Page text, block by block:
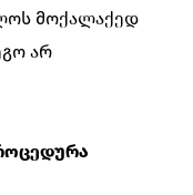
მოქალაქედ
არ